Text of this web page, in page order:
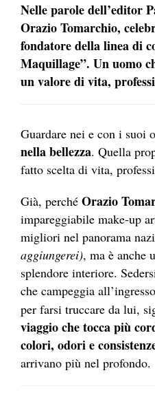
Nelle parole dell’editor
Orazio Tomarchio,
fondatore della linea di
Maquillage”. Un uomo
un valore di vita,
Guardare nei e con i suoi
nella bellezza. Quella
fatto scelta di vita,
Già, perché Orazio
impareggiabile make-up
migliori nel panorama
aggiungerei), ma è anche
splendore interiore.
che campeggia
per farsi truccare da lui,
viaggio che tocca più
colori, odori e
arrivano più nel profondo.